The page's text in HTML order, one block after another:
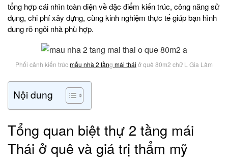
tổng hợp cái nhìn toàn diện về đặc điểm kiến trúc, công năng sử
dụng, chi phí xây dựng, cùng kinh nghiệm thực tế giúp bạn hình
dung rõ ngôi nhà phù hợp.
Phối cảnh kiến trúcmẫu nhà 2 tầng mái thái ở quê 80m2 chữ L Gia Lâm
Nội dung
Tổng quan biệt thự 2 tầng mái
Thái ở quê và giá trị thẩm mỹ